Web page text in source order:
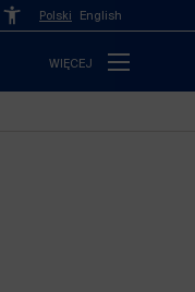
Polski English
WIĘCEJ